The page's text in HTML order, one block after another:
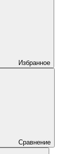
Избранное
Сравнение